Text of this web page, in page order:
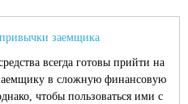
заемщика
всегда готовы прийти на
в сложную финансовую
чтобы пользоваться ими с